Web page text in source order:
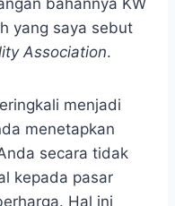
yang saya sebut
Association.
menjadi
menetapkan
secara tidak
kepada pasar
Hal ini